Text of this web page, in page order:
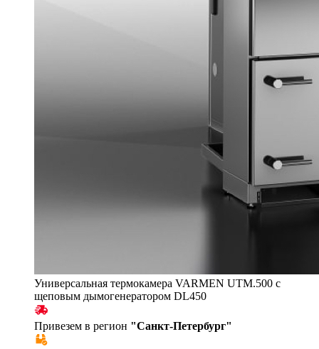
Универсальная термокамера VARMEN UTM.500 с
щеповым дымогенератором DL450
Привезем в регион "Санкт-Петербург"